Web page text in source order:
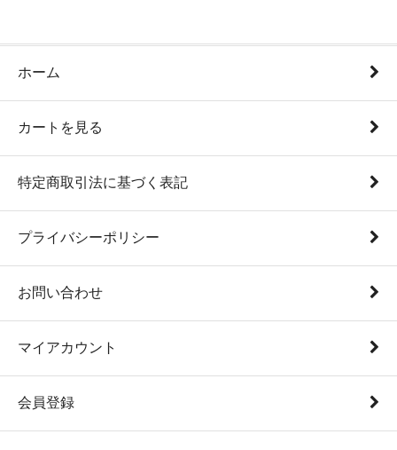
ホーム
カートを見る
特定商取引法に基づく表記
プライバシーポリシー
お問い合わせ
マイアカウント
会員登録